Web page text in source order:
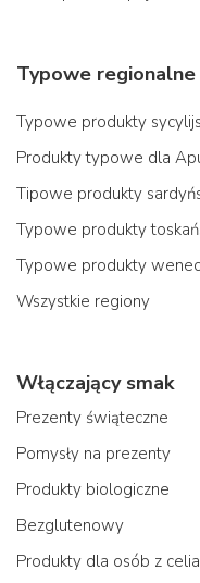
Typowe
Typowe produkty
Produkty typowe dla
Tipowe produkty
Typowe produkty
Typowe produkty
Wszystkie regiony
Włączający smak
Prezenty świąteczne
Pomysły na prezenty
Produkty biologiczne
Bezglutenowy
Produkty dla osób z